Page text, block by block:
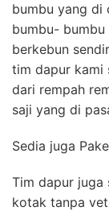
bumbu yang di
bumbu- bumbu
berkebun
tim dapur kami
dari rempah
saji yang di
Sedia juga
Tim dapur juga
kotak tanpa